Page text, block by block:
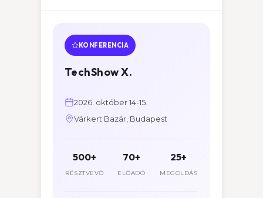
KONFERENCIA
TechShow X.
2026. október 14-15.
Várkert Bazár, Budapest
500+
RÉSZTVEVŐ
70+
ELŐADÓ
25+
MEGOLDÁS